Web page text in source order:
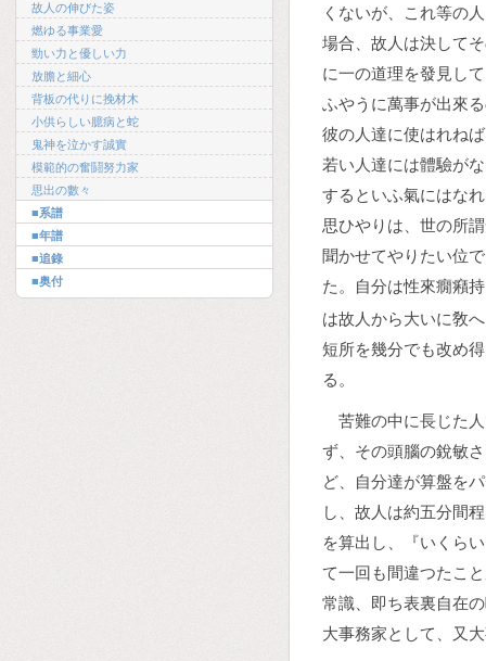
故人の伸びた姿
燃ゆる事業愛
勁い力と優しい力
放膽と細心
背板の代りに挽材木
小供らしい臆病と蛇
鬼神を泣かす誠實
模範的の奮鬪努力家
思出の數々
■系譜
■年譜
■追錄
■奥付
くないが、これ等の
場合、故人は決して
に一の道理を發見し
ふやうに萬事が出來
彼の人達に使はれね
若い人達には體驗が
するといふ氣にはな
思ひやりは、世の所
聞かせてやりたい位
た。自分は性來癇癪
は故人から大いに敎
短所を幾分でも改め
る。
苦難の中に長じた
ず、その頭腦の銳敏
ど、自分達が算盤を
し、故人は約五分間
を算出し、『いくら
て一回も間違つたこ
常識、即ち表裏自在
大事務家として、又